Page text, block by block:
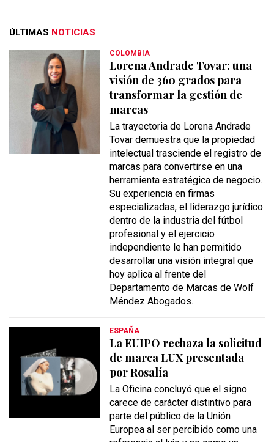
ÚLTIMAS NOTICIAS
COLOMBIA
Lorena Andrade Tovar: una
visión de 360 grados para
transformar la gestión de
marcas
La trayectoria de Lorena Andrade
Tovar demuestra que la propiedad
intelectual trasciende el registro de
marcas para convertirse en una
herramienta estratégica de negocio.
Su experiencia en firmas
especializadas, el liderazgo jurídico
dentro de la industria del fútbol
profesional y el ejercicio
independiente le han permitido
desarrollar una visión integral que
hoy aplica al frente del
Departamento de Marcas de Wolf
Méndez Abogados.
ESPAÑA
La EUIPO rechaza la solicitud
de marca LUX presentada
por Rosalía
La Oficina concluyó que el signo
carece de carácter distintivo para
parte del público de la Unión
Europea al ser percibido como una